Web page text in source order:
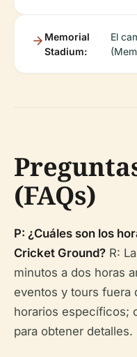
Memorial
Stadium:
El
(FAQs)
P: ¿Cuáles son los
Cricket Ground? R:
minutos a dos horas
eventos y tours fuera
horarios específicos;
para obtener detalles.